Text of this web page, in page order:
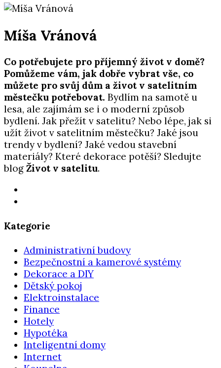
Míša Vránová
Co potřebujete pro příjemný život v domě?
Pomůžeme vám, jak dobře vybrat vše, co
můžete pro svůj dům a život v satelitním
městečku potřebovat. Bydlím na samotě u
lesa, ale zajímám se i o moderní způsob
bydlení. Jak přežít v satelitu? Nebo lépe, jak si
užít život v satelitním městečku? Jaké jsou
trendy v bydlení? Jaké vedou stavební
materiály? Které dekorace potěší? Sledujte
blog Život v satelitu.
Kategorie
Administrativní budovy
Bezpečnostní a kamerové systémy
Dekorace a DIY
Dětský pokoj
Elektroinstalace
Finance
Hotely
Hypotéka
Inteligentní domy
Internet